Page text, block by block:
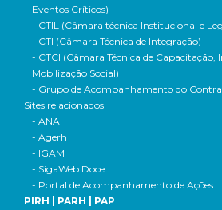
Eventos Críticos)
- CTIL (Câmara técnica Institucional e
- CTI (Câmara Técnica de Integração)
- CTCI (Câmara Técnica de Capacitação,
Mobilização Social)
- Grupo de Acompanhamento do
Sites relacionados
- ANA
- Agerh
- IGAM
- SigaWeb Doce
- Portal de Acompanhamento de Ações
PIRH | PARH | PAP